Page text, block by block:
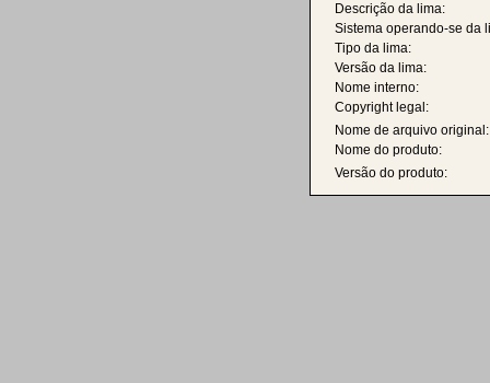
Descrição da lima:
Sistema operando-se da
Tipo da lima:
Versão da lima:
Nome interno:
Copyright legal:
Nome de arquivo original:
Nome do produto:
Versão do produto: